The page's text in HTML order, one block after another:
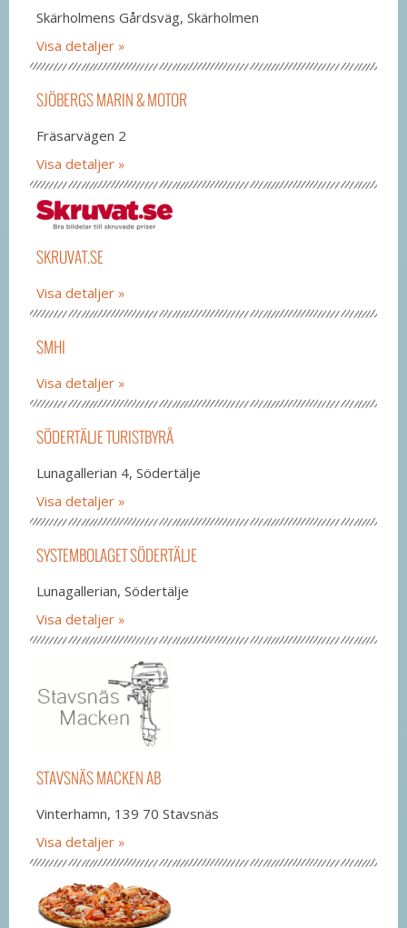
Skärholmens Gårdsväg, Skärholmen
Visa detaljer
SJÖBERGS MARIN & MOTOR
Fräsarvägen 2
Visa detaljer
SKRUVAT.SE
Visa detaljer
SMHI
Visa detaljer
SÖDERTÄLJE TURISTBYRÅ
Lunagallerian 4, Södertälje
Visa detaljer
SYSTEMBOLAGET SÖDERTÄLJE
Lunagallerian, Södertälje
Visa detaljer
STAVSNÄS MACKEN AB
Vinterhamn, 139 70 Stavsnäs
Visa detaljer